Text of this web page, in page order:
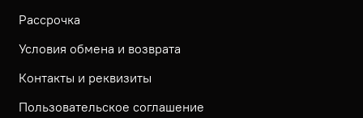
Рассрочка
Условия обмена и возврата
Контакты и реквизиты
Пользовательское соглашение